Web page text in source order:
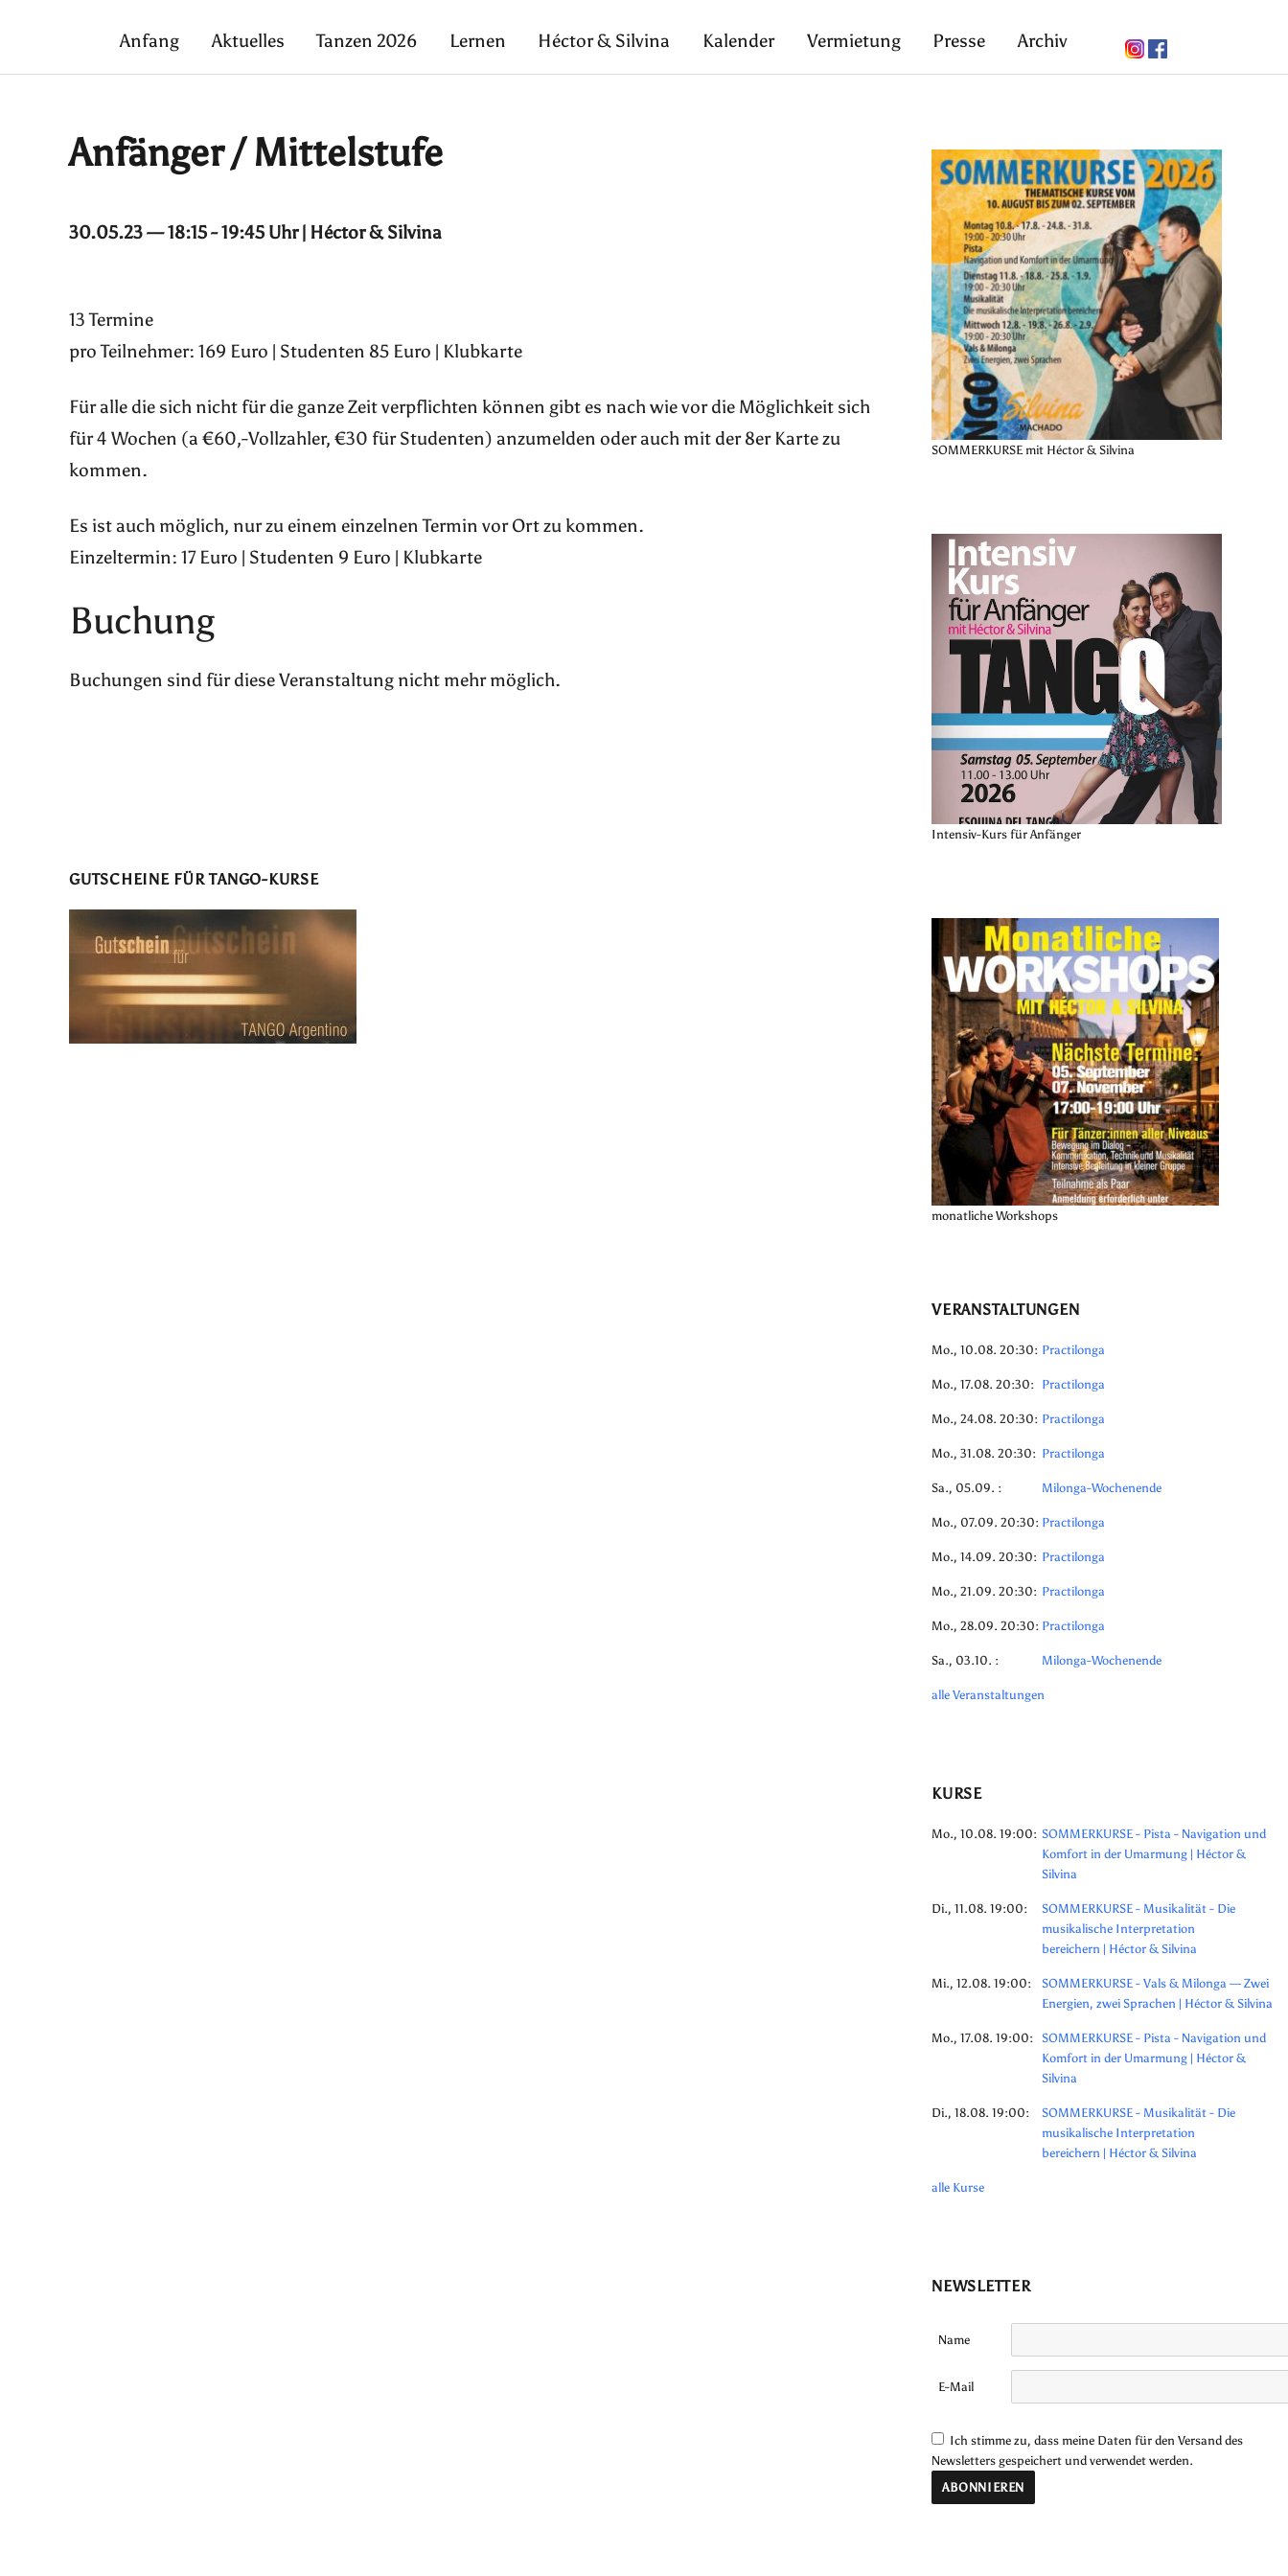
Anfang Aktuelles Tanzen 2026 Lernen Héctor & Silvina Kalender Vermietung Presse Archiv
Anfänger / Mittelstufe
30.05.23 — 18:15 - 19:45 Uhr | Héctor & Silvina
13 Termine
pro Teilnehmer: 169 Euro | Studenten 85 Euro | Klubkarte
Für alle die sich nicht für die ganze Zeit verpflichten können gibt es nach wie vor die Möglichkeit sich
für 4 Wochen (a €60,-Vollzahler, €30 für Studenten) anzumelden oder auch mit der 8er Karte zu
kommen.
Es ist auch möglich, nur zu einem einzelnen Termin vor Ort zu kommen.
Einzeltermin: 17 Euro | Studenten 9 Euro | Klubkarte
Buchung
Buchungen sind für diese Veranstaltung nicht mehr möglich.
GUTSCHEINE FÜR TANGO-KURSE
SOMMERKURSE mit Héctor & Silvina
Intensiv-Kurs für Anfänger
monatliche Workshops
VERANSTALTUNGEN
Mo., 10.08. 20:30: Practilonga
Mo., 17.08. 20:30: Practilonga
Mo., 24.08. 20:30: Practilonga
Mo., 31.08. 20:30: Practilonga
Sa., 05.09. : Milonga-Wochenende
Mo., 07.09. 20:30: Practilonga
Mo., 14.09. 20:30: Practilonga
Mo., 21.09. 20:30: Practilonga
Mo., 28.09. 20:30: Practilonga
Sa., 03.10. : Milonga-Wochenende
alle Veranstaltungen
KURSE
Mo., 10.08. 19:00: SOMMERKURSE - Pista - Navigation und
Komfort in der Umarmung | Héctor &
Silvina
Di., 11.08. 19:00:
SOMMERKURSE - Musikalität - Die
musikalische Interpretation
bereichern | Héctor & Silvina
Mi., 12.08. 19:00:
SOMMERKURSE - Vals & Milonga — Zwei
Energien, zwei Sprachen | Héctor & Silvina
Mo., 17.08. 19:00: SOMMERKURSE - Pista - Navigation und
Komfort in der Umarmung | Héctor &
Silvina
Di., 18.08. 19:00:
SOMMERKURSE - Musikalität - Die
musikalische Interpretation
bereichern | Héctor & Silvina
alle Kurse
NEWSLETTER
Name
E-Mail
Ich stimme zu, dass meine Daten für den Versand des
Newsletters gespeichert und verwendet werden.